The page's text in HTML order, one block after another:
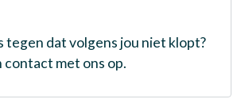
tegen dat volgens jou niet klopt?
contact met ons op.